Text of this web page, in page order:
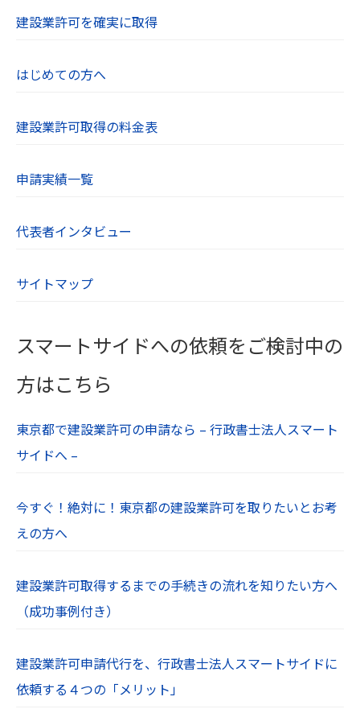
絡先】
明点、苦情、その他のお問い合わせはお問い合わ
【８．SSL（Secure Socket Layer）について】
ラウザとWebサーバーとの通信を暗号化していま
どの個人情報は自動的に暗号化されます。
cookieとは、WebサーバーからWebブラウザに送
き、効率的に当社Webサイトを利用することがで
きます。当社Webサイトがcookieとして送るファ
イルは、個人を特定するような情報は含んでおり
お使いのWebブラウザの設定により、cookieを無
効にすることも可能です。
【１０．プライバシーポリシーの制定日及び改定
制定：令和６年７月１日
【１１．免責事項】
当社Webサイトに掲載されている情報の正確性に
は万全を期していますが、利用者が当社Webサイ
の責任を負わないものとします。
当社は、利用者が当社Webサイトを利用したこと
建設業許可を確実に取得
はじめての方へ
建設業許可取得の料金表
申請実績一覧
代表者インタビュー
サイトマップ
スマートサイドへの依頼をご検討中の
方はこちら
東京都で建設業許可の申請なら – 行政書士法人スマート
サイドへ –
今すぐ！絶対に！東京都の建設業許可を取りたいとお考
えの方へ
建設業許可取得するまでの手続きの流れを知りたい方へ
（成功事例付き）
建設業許可申請代行を、行政書士法人スマートサイドに
依頼する４つの「メリット」